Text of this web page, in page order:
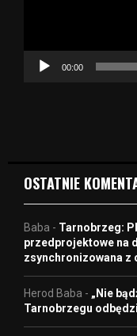
c
00:00
OSTATNIE
Baba - Tarnobrzeg:
przedprojektowe na
zsynchronizowana z
Herod Baba - „Nie
Tarnobrzegu